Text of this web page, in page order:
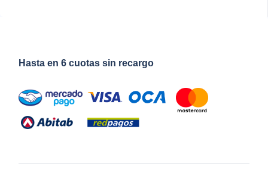
Hasta en 6 cuotas sin recargo